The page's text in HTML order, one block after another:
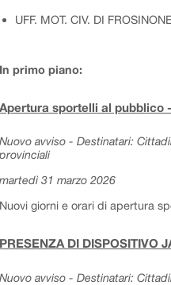
UFF. MOT. CIV. DI
In primo piano:
Apertura sportelli al pubblico
Nuovo avviso - Destinatari:
provinciali
martedì 31 marzo 2026
Nuovi giorni e orari di apertura
PRESENZA DI DISPOSITIVO
Nuovo avviso - Destinatari: